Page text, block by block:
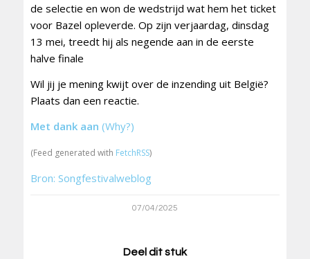
de selectie en won de wedstrijd wat hem het ticket
voor Bazel opleverde. Op zijn verjaardag, dinsdag
13 mei, treedt hij als negende aan in de eerste
halve finale
Wil jij je mening kwijt over de inzending uit België?
Plaats dan een reactie.
Met dank aan (Why?)
(Feed generated with FetchRSS)
Bron: Songfestivalweblog
07/04/2025
Deel dit stuk